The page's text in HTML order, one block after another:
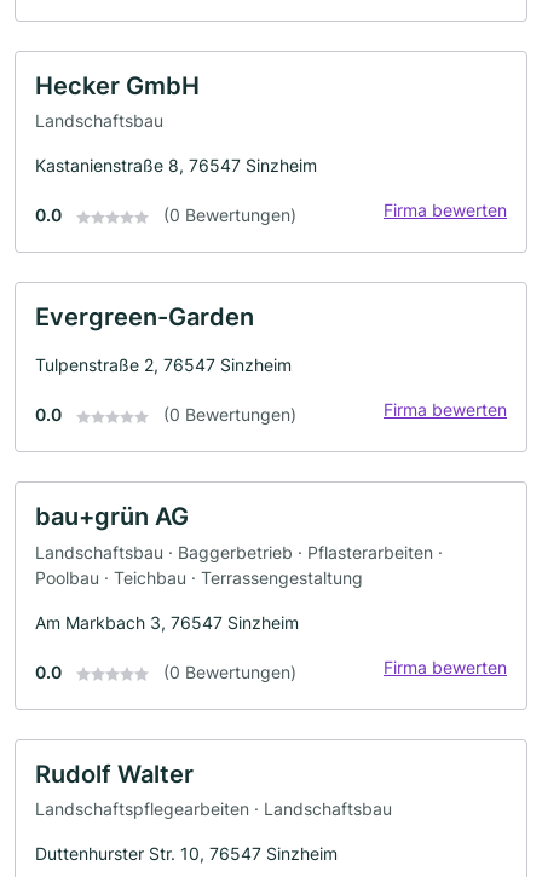
Hecker GmbH
Landschaftsbau
Kastanienstraße 8, 76547 Sinzheim
0.0 (0 Bewertungen) Firma bewerten
Evergreen-Garden
Tulpenstraße 2, 76547 Sinzheim
0.0 (0 Bewertungen) Firma bewerten
bau+grün AG
Landschaftsbau · Baggerbetrieb · Pflasterarbeiten ·
Poolbau · Teichbau · Terrassengestaltung
Am Markbach 3, 76547 Sinzheim
0.0 (0 Bewertungen) Firma bewerten
Rudolf Walter
Landschaftspflegearbeiten · Landschaftsbau
Duttenhurster Str. 10, 76547 Sinzheim